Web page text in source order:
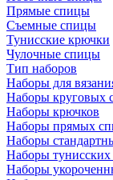
Прямые спицы
Съемные спицы
Тунисские крючки
Чулочные спицы
Тип наборов
Наборы для
Наборы круговых
Наборы крючков
Наборы прямых
Наборы
Наборы тунисских
Наборы